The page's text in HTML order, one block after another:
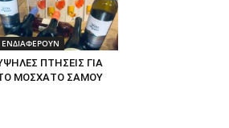
ΕΝΔΙΑΦΕΡΟΥΝ
ΠΤΗΣΕΙΣ ΓΙΑ
ΜΟΣΧΑΤΟ ΣΑΜΟΥ